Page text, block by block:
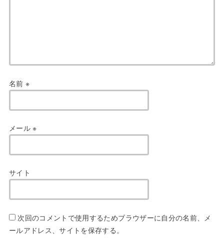
名前 ※
メール※
サイト
次回のコメントで使用するためブラウザーに自分の名前、メ
ールアドレス、サイトを保存する。